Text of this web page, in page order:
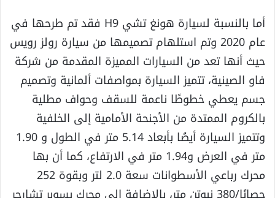
أما بالنسبة لسيارة هونغ تشي H9 فقد تم طرحها في
عام 2020 وتم استلهام تصميمها من سيارة رولز رويس
حيث أنها تعد من السيارات المميزة المقدمة من شركة
فاو الصينية، تتميز السيارة بمواصفات ألمانية وتصميم
جسم يعطي خطوطًا ناعمة للسقف وحواف مطلية
بالكروم الممتدة من الأجنحة الأمامية إلى الخلفية
وتتميز السيارة أيضًا بأبعاد 5.14 متر في الطول و 1.90
متر في العرض و1.94 متر في الارتفاع، كما أن بها
محرك رباعي الأسطوانات سعة 2.0 لتر وبقوة 252